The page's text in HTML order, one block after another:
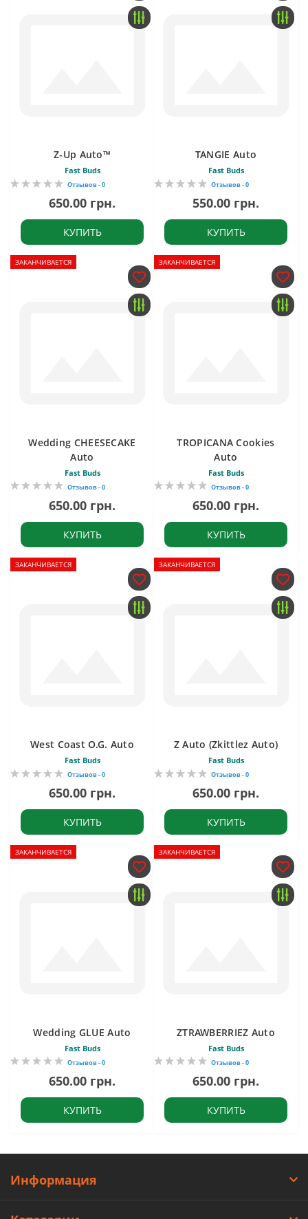
Z-Up Auto™
Fast Buds
Отзывов - 0
650.00 грн.
КУПИТЬ
TANGIE Auto
Fast Buds
Отзывов - 0
550.00 грн.
КУПИТЬ
ЗАКАНЧИВАЕТСЯ
Wedding CHEESECAKE
Auto
Fast Buds
Отзывов - 0
650.00 грн.
КУПИТЬ
ЗАКАНЧИВАЕТСЯ
TROPICANA Cookies
Auto
Fast Buds
Отзывов - 0
650.00 грн.
КУПИТЬ
ЗАКАНЧИВАЕТСЯ
West Coast O.G. Auto
Fast Buds
Отзывов - 0
650.00 грн.
КУПИТЬ
ЗАКАНЧИВАЕТСЯ
Z Auto (Zkittlez Auto)
Fast Buds
Отзывов - 0
650.00 грн.
КУПИТЬ
ЗАКАНЧИВАЕТСЯ
Wedding GLUE Auto
Fast Buds
Отзывов - 0
650.00 грн.
КУПИТЬ
ЗАКАНЧИВАЕТСЯ
ZTRAWBERRIEZ Auto
Fast Buds
Отзывов - 0
650.00 грн.
КУПИТЬ
Информация